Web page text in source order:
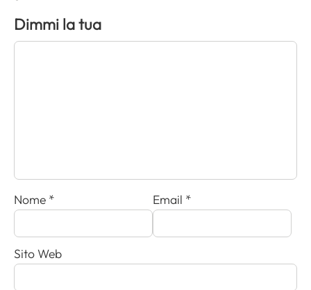
Dimmi la tua
Nome * Email *
Sito Web